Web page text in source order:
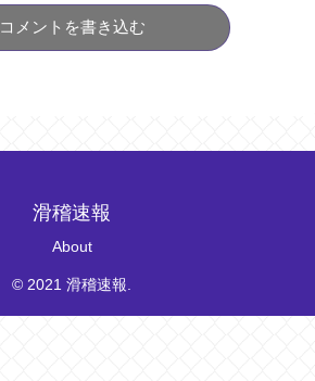
コメントを書き込む
滑稽速報
About
© 2021 滑稽速報.